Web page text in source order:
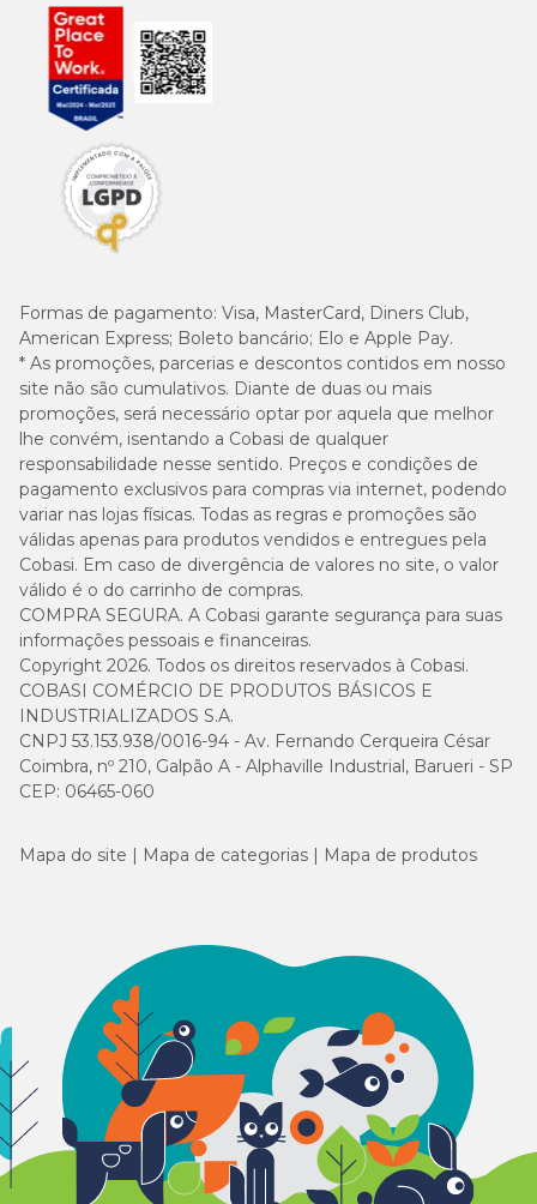
Formas de pagamento: Visa, MasterCard, Diners Club,
American Express; Boleto bancário; Elo e Apple Pay.
* As promoções, parcerias e descontos contidos em nosso
site não são cumulativos. Diante de duas ou mais
promoções, será necessário optar por aquela que melhor
lhe convém, isentando a Cobasi de qualquer
responsabilidade nesse sentido. Preços e condições de
pagamento exclusivos para compras via internet, podendo
variar nas lojas físicas. Todas as regras e promoções são
válidas apenas para produtos vendidos e entregues pela
Cobasi. Em caso de divergência de valores no site, o valor
válido é o do carrinho de compras.
COMPRA SEGURA. A Cobasi garante segurança para suas
informações pessoais e financeiras.
Copyright 2026. Todos os direitos reservados à Cobasi.
COBASI COMÉRCIO DE PRODUTOS BÁSICOS E
INDUSTRIALIZADOS S.A.
CNPJ 53.153.938/0016-94 - Av. Fernando Cerqueira César
Coimbra, nº 210, Galpão A - Alphaville Industrial, Barueri - SP
CEP: 06465-060
Mapa do site Mapa de categorias Mapa de produtos